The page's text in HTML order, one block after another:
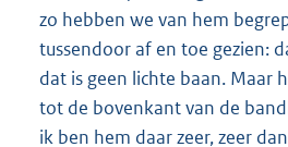
zo hebben we van hem
tussendoor af en toe gezien:
dat is geen lichte baan. Maar
tot de bovenkant van de
ik ben hem daar zeer, zeer